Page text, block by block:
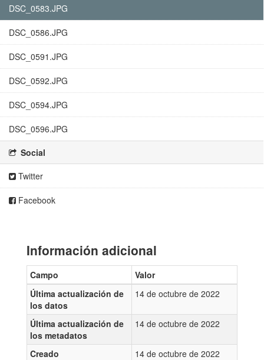
DSC_0583.JPG
DSC_0586.JPG
DSC_0591.JPG
DSC_0592.JPG
DSC_0594.JPG
DSC_0596.JPG
Social
Twitter
Facebook
Información adicional
Campo
Valor
Última actualización de
los datos
14 de octubre de 2022
Última actualización de
los metadatos
14 de octubre de 2022
Creado
14 de octubre de 2022